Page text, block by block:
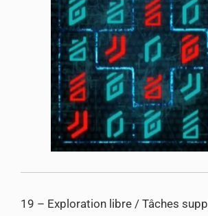
19 – Exploration libre / Tâches